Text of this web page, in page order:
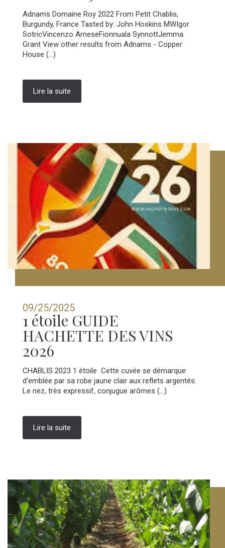
Adnams Domaine Roy 2022 From Petit Chablis,
Burgundy, France Tasted by: John Hoskins MWIgor
SotricVincenzo ArneseFionnuala SynnottJemma
Grant View other results from Adnams - Copper
House (...)
Lire la suite
09/25/2025
1 étoile GUIDE
HACHETTE DES VINS
2026
CHABLIS 2023 1 étoile Cette cuvée se démarque
d'emblée par sa robe jaune clair aux reflets argentés.
Le nez, très expressif, conjugue arômes (...)
Lire la suite